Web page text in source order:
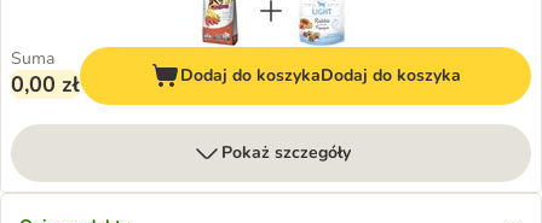
Suma
0,00 zł Dodaj do koszykaDodaj do koszyka
Pokaż szczegóły